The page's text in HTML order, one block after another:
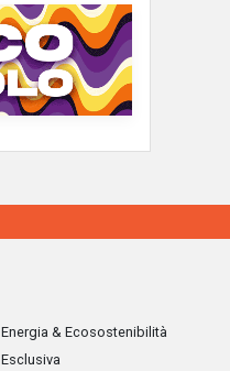
Energia & Ecosostenibilità
Esclusiva